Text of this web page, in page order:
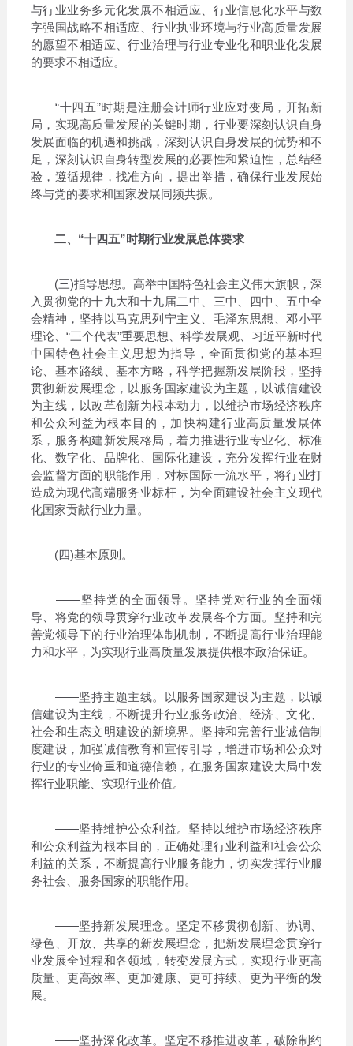
与行业业务多元化发展不相适应、行业信息化水平与数
字强国战略不相适应、行业执业环境与行业高质量发展
的愿望不相适应、行业治理与行业专业化和职业化发展
的要求不相适应。
“十四五”时期是注册会计师行业应对变局，开拓新
局，实现高质量发展的关键时期，行业要深刻认识自身
发展面临的机遇和挑战，深刻认识自身发展的优势和不
足，深刻认识自身转型发展的必要性和紧迫性，总结经
验，遵循规律，找准方向，提出举措，确保行业发展始
终与党的要求和国家发展同频共振。
二、“十四五”时期行业发展总体要求
(三)指导思想。高举中国特色社会主义伟大旗帜，深
入贯彻党的十九大和十九届二中、三中、四中、五中全
会精神，坚持以马克思列宁主义、毛泽东思想、邓小平
理论、“三个代表”重要思想、科学发展观、习近平新时代
中国特色社会主义思想为指导，全面贯彻党的基本理
论、基本路线、基本方略，科学把握新发展阶段，坚持
贯彻新发展理念，以服务国家建设为主题，以诚信建设
为主线，以改革创新为根本动力，以维护市场经济秩序
和公众利益为根本目的，加快构建行业高质量发展体
系，服务构建新发展格局，着力推进行业专业化、标准
化、数字化、品牌化、国际化建设，充分发挥行业在财
会监督方面的职能作用，对标国际一流水平，将行业打
造成为现代高端服务业标杆，为全面建设社会主义现代
化国家贡献行业力量。
(四)基本原则。
——坚持党的全面领导。坚持党对行业的全面领
导、将党的领导贯穿行业改革发展各个方面。坚持和完
善党领导下的行业治理体制机制，不断提高行业治理能
力和水平，为实现行业高质量发展提供根本政治保证。
——坚持主题主线。以服务国家建设为主题，以诚
信建设为主线，不断提升行业服务政治、经济、文化、
社会和生态文明建设的新境界。坚持和完善行业诚信制
度建设，加强诚信教育和宣传引导，增进市场和公众对
行业的专业倚重和道德信赖，在服务国家建设大局中发
挥行业职能、实现行业价值。
——坚持维护公众利益。坚持以维护市场经济秩序
和公众利益为根本目的，正确处理行业利益和社会公众
利益的关系，不断提高行业服务能力，切实发挥行业服
务社会、服务国家的职能作用。
——坚持新发展理念。坚定不移贯彻创新、协调、
绿色、开放、共享的新发展理念，把新发展理念贯穿行
业发展全过程和各领域，转变发展方式，实现行业更高
质量、更高效率、更加健康、更可持续、更为平衡的发
展。
——坚持深化改革。坚定不移推进改革，破除制约